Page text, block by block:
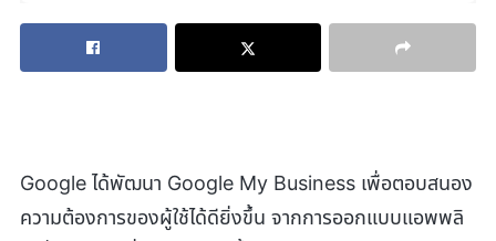
Google ได้พัฒนา Google My Business เพื่อตอบสนอง
ความต้องการของผู้ใช้ได้ดียิ่งขึ้น จากการออกแบบแอพพลิ